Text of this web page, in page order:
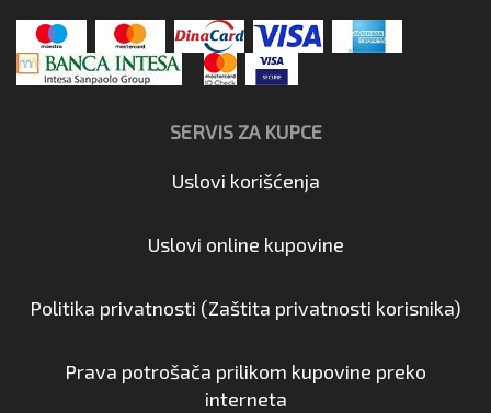
SERVIS ZA KUPCE
Uslovi korišćenja
Uslovi online kupovine
Politika privatnosti (Zaštita privatnosti korisnika)
Prava potrošača prilikom kupovine preko
interneta